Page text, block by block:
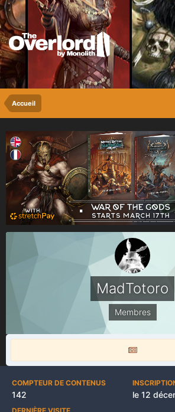
Accueil
MadTotoro
Membres
COMPTEUR DE CONTENUS
142 le 12